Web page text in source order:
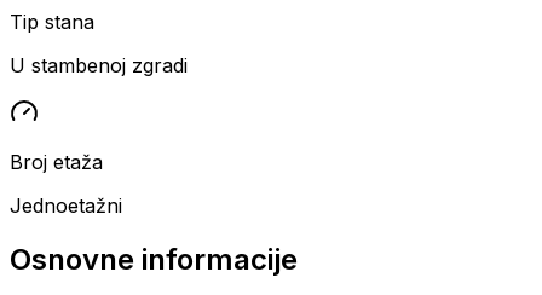
Tip stana
U stambenoj zgradi
Broj etaža
Jednoetažni
Osnovne informacije